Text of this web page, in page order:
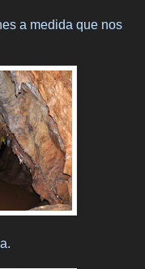
a medida que nos